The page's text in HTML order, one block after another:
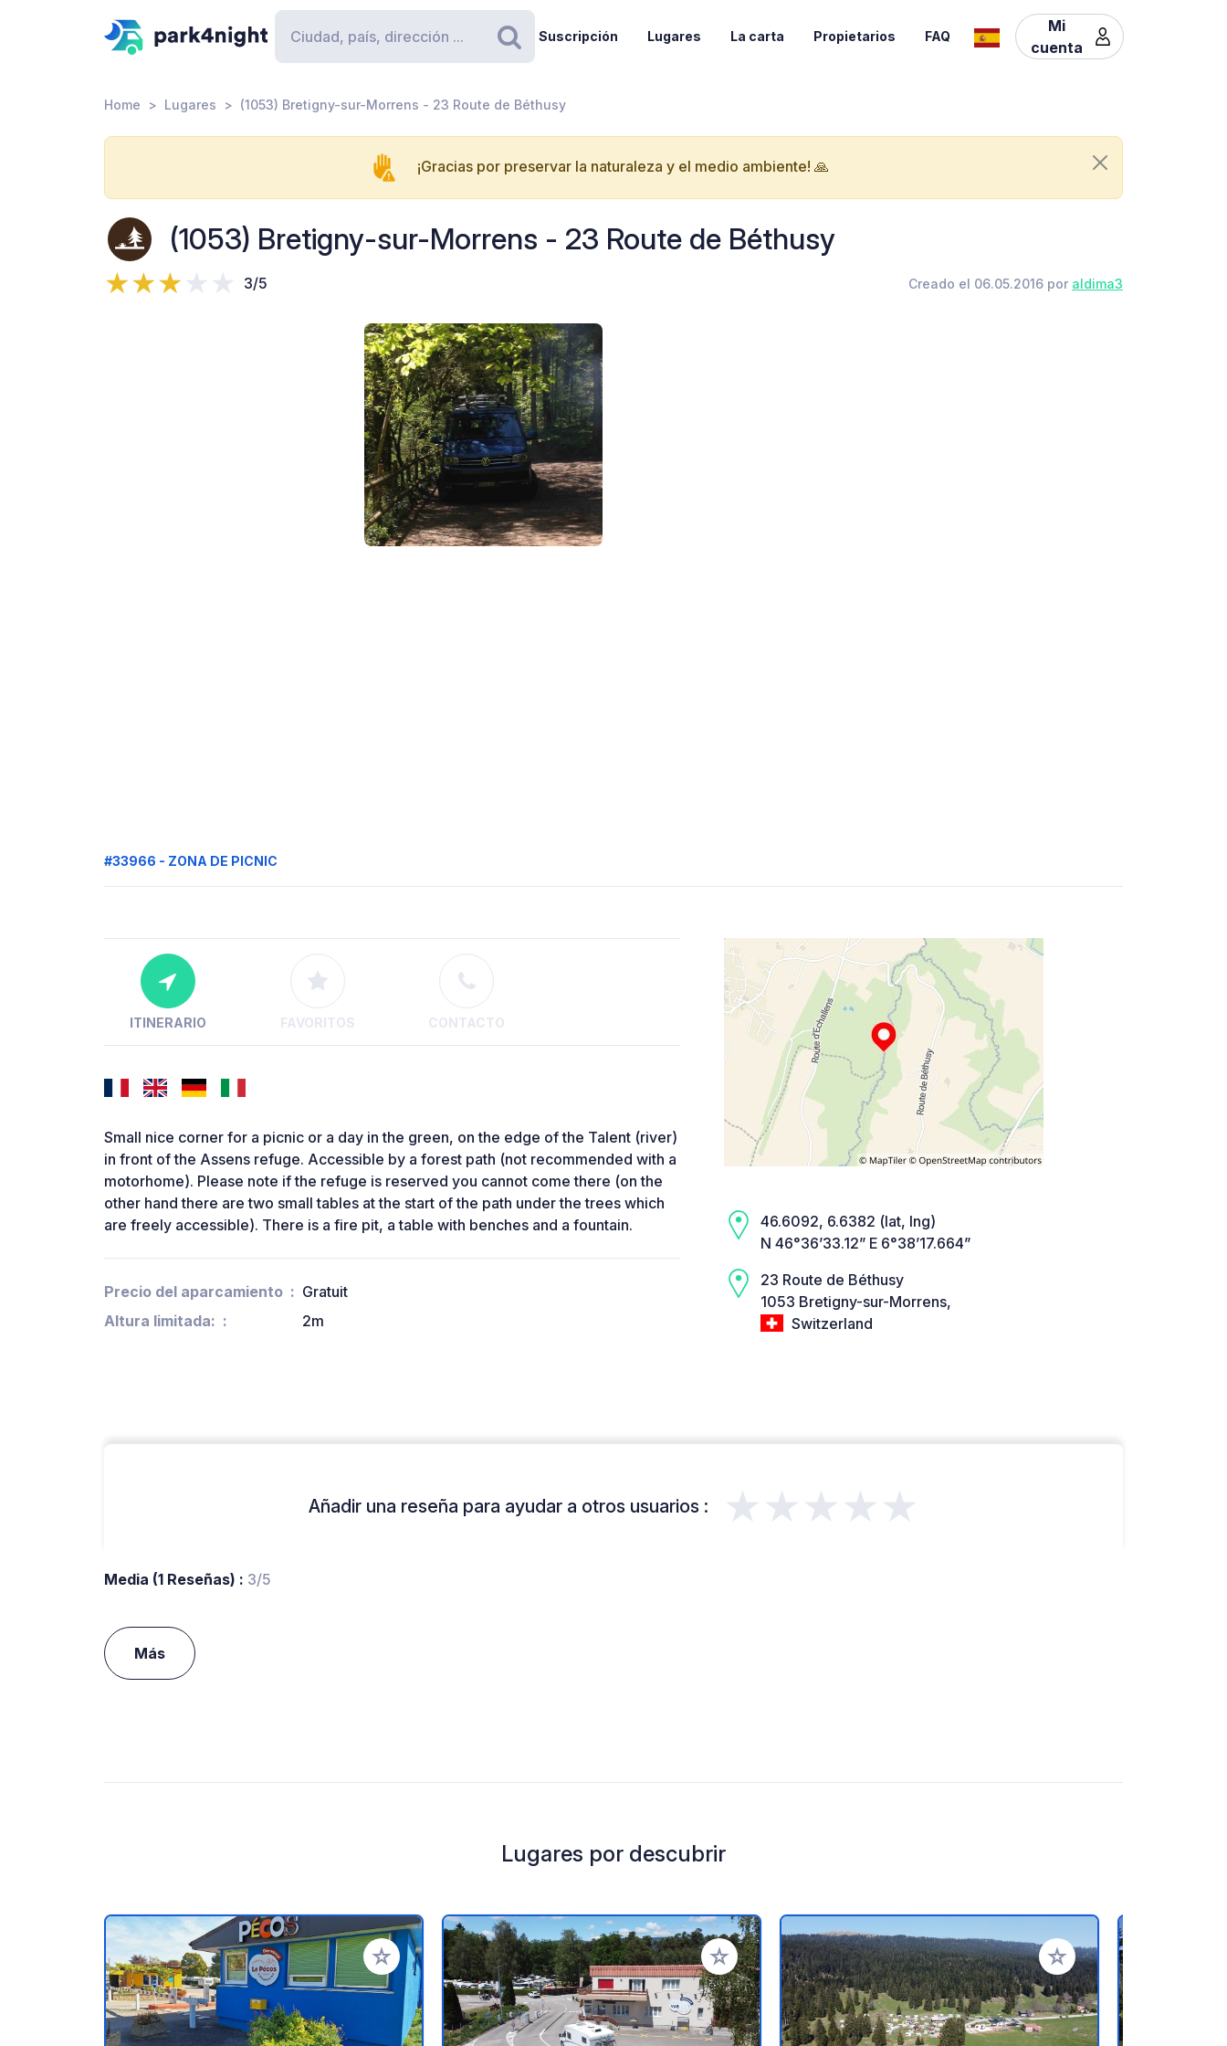
Buscar
Suscripción Lugares La carta Propietarios FAQ
Mi
cuenta
Home Lugares (1053) Bretigny-sur-Morrens - 23 Route de Béthusy
¡Gracias por preservar la naturaleza y el medio ambiente! 🙏
(1053) Bretigny-sur-Morrens - 23 Route de Béthusy
3/5 Creado el 06.05.2016 por aldima3
#33966 - ZONA DE PICNIC
ITINERARIO FAVORITOS CONTACTO
Small nice corner for a picnic or a day in the green, on the edge of the Talent (river)
in front of the Assens refuge. Accessible by a forest path (not recommended with a
motorhome). Please note if the refuge is reserved you cannot come there (on the
other hand there are two small tables at the start of the path under the trees which
are freely accessible). There is a fire pit, a table with benches and a fountain.
Precio del aparcamiento
Gratuit
Altura limitada:
2m
46.6092, 6.6382 (lat, lng)
N 46°36’33.12” E 6°38’17.664”
23 Route de Béthusy
1053 Bretigny-sur-Morrens,
Switzerland
Añadir una reseña para ayudar a otros usuarios : ★★★★★
Media (1 Reseñas) : 3/5
Más
Lugares por descubrir
Añadir a tus favoritos Añadir a tus favoritos Añadir a tus favoritos